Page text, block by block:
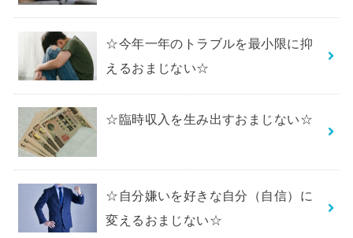
☆今年一年のトラブルを最小限に抑
えるおまじない☆
☆臨時収入を生み出すおまじない☆
☆自分嫌いを好きな自分（自信）に
変えるおまじない☆